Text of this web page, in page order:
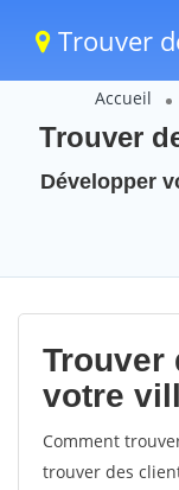
Trouver
Accueil
Trouver
Développer
Trouver
votre
Comment
trouver des